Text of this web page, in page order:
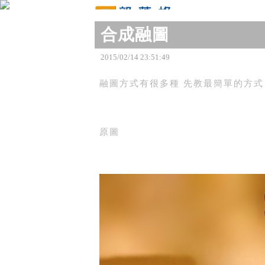
原文網址：http://blog.udn.com/winnie777777/
合成融圖
2015/02/14 23:51:49
融圖方式有很多種 先教最簡單的方式
原圖